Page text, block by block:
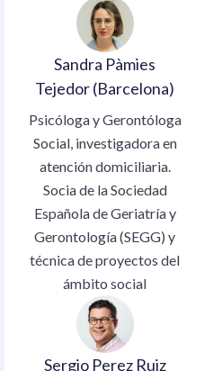
Sandra Pàmies
Tejedor (Barcelona)
Psicóloga y Gerontóloga
Social, investigadora en
atención domiciliaria.
Socia de la Sociedad
Española de Geriatría y
Gerontología (SEGG) y
técnica de proyectos del
ámbito social
Sergio Perez Ruiz